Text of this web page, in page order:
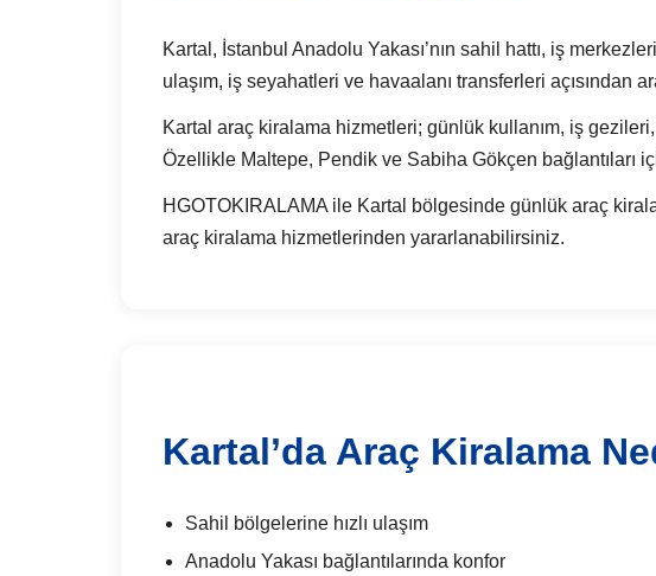
Kartal, İstanbul Anadolu Yakası’nın sahil hattı, iş
ulaşım, iş seyahatleri ve havaalanı transferleri açısından
Kartal araç kiralama hizmetleri; günlük kullanım, iş
Özellikle Maltepe, Pendik ve Sabiha Gökçen bağlantıları
HGOTOKIRALAMA ile Kartal bölgesinde günlük araç
araç kiralama hizmetlerinden yararlanabilirsiniz.
Kartal’da Araç Kiralama
Sahil bölgelerine hızlı ulaşım
Anadolu Yakası bağlantılarında konfor